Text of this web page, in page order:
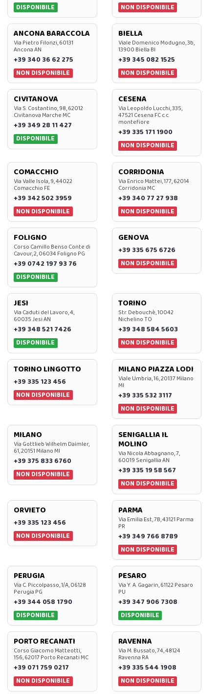
DISPONIBILE
NON DISPONIBILE
ANCONA BARACCOLA
Via Pietro Filonzi, 60131
Ancona AN
+39 340 36 62 275
NON DISPONIBILE
BIELLA
Viale Domenico Modugno, 3b,
13900 Biella BI
+39 345 082 1525
NON DISPONIBILE
CIVITANOVA
Via S. Costantino, 98, 62012
Civitanova Marche MC
+39 349 28 11 427
DISPONIBILE
CESENA
Via Leopoldo Lucchi, 335,
47521 Cesena FC c.c.
montefiore
+39 335 171 1900
NON DISPONIBILE
COMACCHIO
Via Valle Isola, 9, 44022
Comacchio FE
+39 342 502 3959
NON DISPONIBILE
CORRIDONIA
Via Enrico Mattei, 177, 62014
Corridonia MC
+39 340 77 27 938
NON DISPONIBILE
FOLIGNO
Corso Camillo Benso Conte di
Cavour, 2, 06034 Foligno PG
+39 0742 197 93 76
DISPONIBILE
GENOVA
+39 335 675 6726
NON DISPONIBILE
JESI
Via Caduti del Lavoro, 4,
60035 Jesi AN
+39 348 521 7426
DISPONIBILE
TORINO
Str. Debouchè, 10042
Nichelino TO
+39 348 584 5603
NON DISPONIBILE
TORINO LINGOTTO
+39 335 123 456
NON DISPONIBILE
MILANO PIAZZA LODI
Viale Umbria, 16, 20137 Milano
MI
+39 335 532 3117
NON DISPONIBILE
MILANO
Via Gottlieb Wilhelm Daimler,
61, 20151 Milano MI
+39 375 833 6760
NON DISPONIBILE
SENIGALLIA IL
MOLINO
Via Nicola Abbagnano, 7,
60019 Senigallia AN
+39 335 19 58 567
NON DISPONIBILE
ORVIETO
+39 335 123 456
NON DISPONIBILE
PARMA
Via Emilia Est, 7B, 43121 Parma
PR
+39 349 766 8789
NON DISPONIBILE
PERUGIA
Via C. Piccolpasso, 1/A, 06128
Perugia PG
+39 344 058 1790
DISPONIBILE
PESARO
Via Y. A. Gagarin, 61122 Pesaro
PU
+39 347 906 7308
DISPONIBILE
PORTO RECANATI
Corso Giacomo Matteotti,
156, 62017 Porto Recanati MC
+39 071 759 0217
NON DISPONIBILE
RAVENNA
Via M. Bussato, 74, 48124
Ravenna RA
+39 335 544 1908
NON DISPONIBILE